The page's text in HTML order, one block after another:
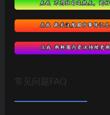
常见问题FAQ